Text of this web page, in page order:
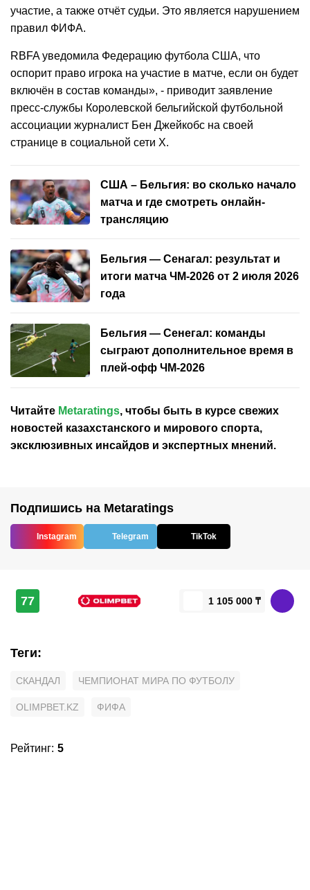
участие, а также отчёт судьи. Это является нарушением
правил ФИФА.
RBFA уведомила Федерацию футбола США, что
оспорит право игрока на участие в матче, если он будет
включён в состав команды», - приводит заявление
пресс-службы Королевской бельгийской футбольной
ассоциации журналист Бен Джейкобс на своей
странице в социальной сети Х.
США – Бельгия: во сколько начало
матча и где смотреть онлайн-
трансляцию
Бельгия — Сенагал: результат и
итоги матча ЧМ-2026 от 2 июля 2026
года
Бельгия — Сенегал: команды
сыграют дополнительное время в
плей-офф ЧМ-2026
Читайте Metaratings, чтобы быть в курсе свежих
новостей казахстанского и мирового спорта,
эксклюзивных инсайдов и экспертных мнений.
Подпишись на Metaratings
Instagram Telegram TikTok
77 1 105 000 ₸
Теги:
СКАНДАЛ ЧЕМПИОНАТ МИРА ПО ФУТБОЛУ
OLIMPBET.KZ ФИФА
Рейтинг: 5